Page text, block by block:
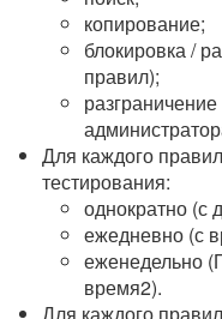
копирование;
блокировка /
правил);
Для каждого
тестирования:
однократно (с
ежедневно (с
еженедельно
время2).